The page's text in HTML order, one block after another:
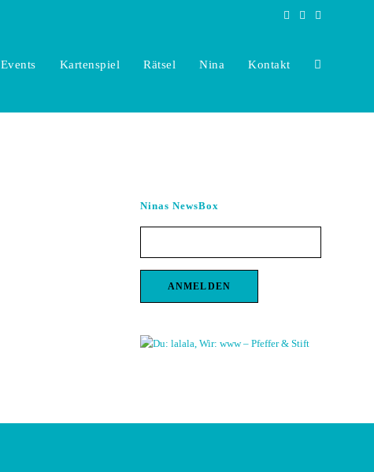
Events Kartenspiel Rätsel Nina Kontakt Toggle
search
Ninas NewsBox